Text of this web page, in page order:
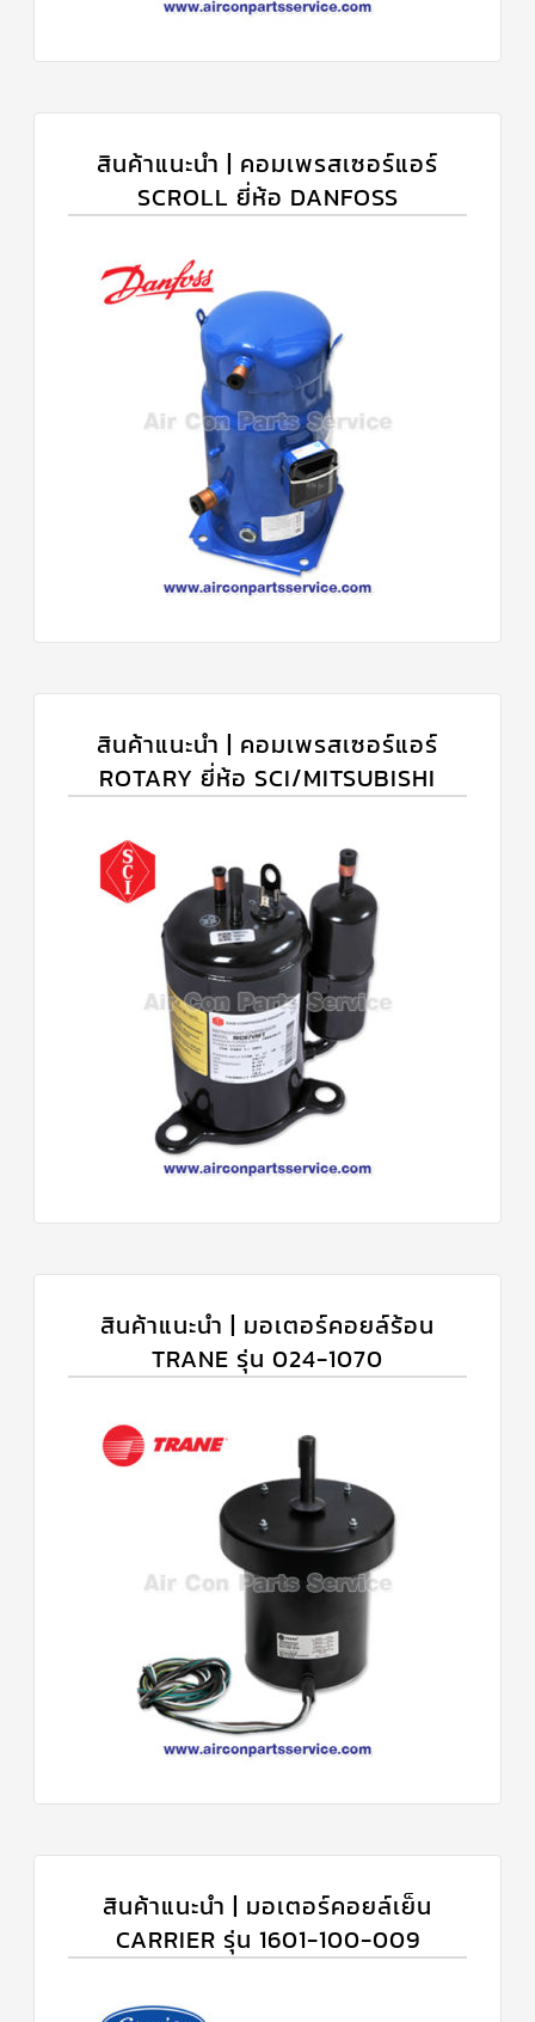
สินค้าแนะนำ | คอมเพรสเซอร์แอร์
SCROLL ยี่ห้อ DANFOSS
สินค้าแนะนำ | คอมเพรสเซอร์แอร์
ROTARY ยี่ห้อ SCI/MITSUBISHI
สินค้าแนะนำ | มอเตอร์คอยล์ร้อน
TRANE รุ่น 024-1070
สินค้าแนะนำ | มอเตอร์คอยล์เย็น
CARRIER รุ่น 1601-100-009